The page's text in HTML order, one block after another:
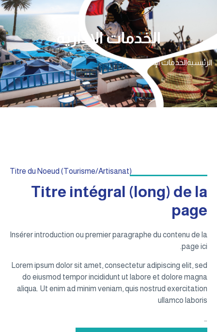
الخدمات الإدارية
الرئيسيةالخدمات الإدارية
Titre du Noeud (Tourisme/Artisanat)
Titre intégral (long) de la
page
Insérer introduction ou premier paragraphe du contenu de la
page ici.
Lorem ipsum dolor sit amet, consectetur adipiscing elit, sed
do eiusmod tempor incididunt ut labore et dolore magna
aliqua. Ut enim ad minim veniam, quis nostrud exercitation
ullamco laboris
…